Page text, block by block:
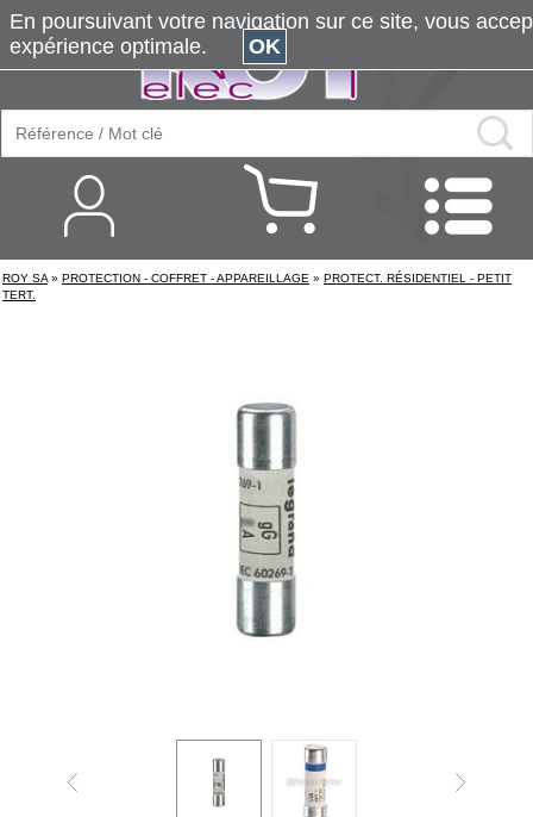
ROY SA » PROTECTION - COFFRET - APPAREILLAGE » PROTECT. RÉSIDENTIEL - PETIT
TERT.
En poursuivant votre navigation sur ce site, vous
expérience optimale.
OK